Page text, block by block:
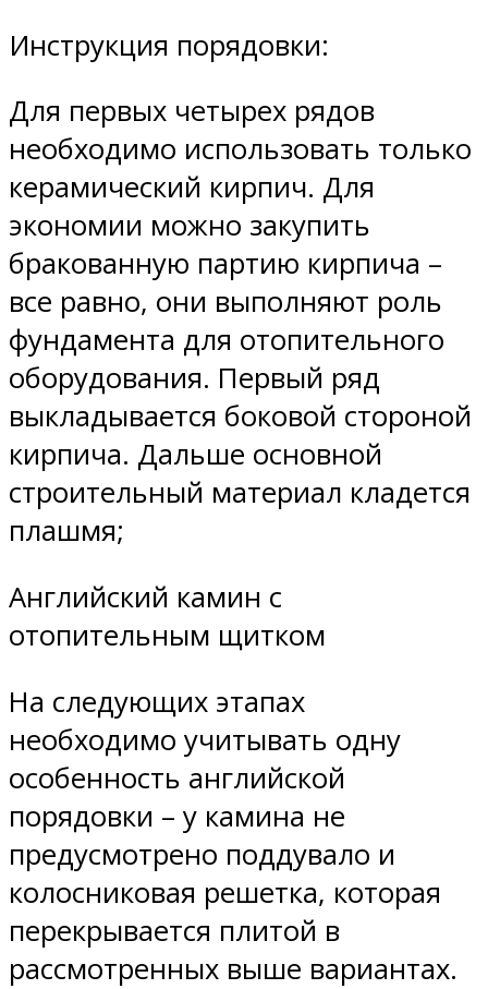
Инструкция порядовки:
Для первых четырех рядов
необходимо использовать только
керамический кирпич. Для
экономии можно закупить
бракованную партию кирпича –
все равно, они выполняют роль
фундамента для отопительного
оборудования. Первый ряд
выкладывается боковой стороной
кирпича. Дальше основной
строительный материал кладется
плашмя;
Английский камин с
отопительным щитком
На следующих этапах
необходимо учитывать одну
особенность английской
порядовки – у камина не
предусмотрено поддувало и
колосниковая решетка, которая
перекрывается плитой в
рассмотренных выше вариантах.